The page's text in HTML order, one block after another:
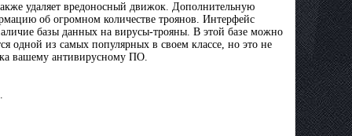
удаляет вредоносный движок. Дополнительную
об огромном количестве троянов. Интерфейс
базы данных на вирусы-трояны. В этой базе можно
одной из самых популярных в своем классе, но это не
вашему антивирусному ПО.